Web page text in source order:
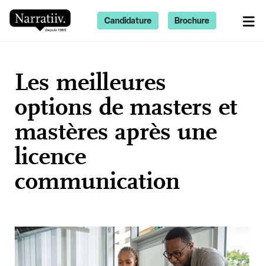
Les meilleures
options de masters et
mastères après une
licence
communication
Candidature Brochure